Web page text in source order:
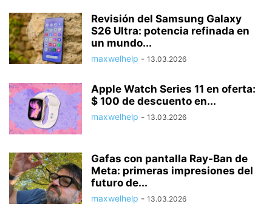
Revisión del Samsung Galaxy
S26 Ultra: potencia refinada en
un mundo...
maxwelhelp - 13.03.2026
Apple Watch Series 11 en oferta:
$ 100 de descuento en...
maxwelhelp - 13.03.2026
Gafas con pantalla Ray-Ban de
Meta: primeras impresiones del
futuro de...
maxwelhelp - 13.03.2026